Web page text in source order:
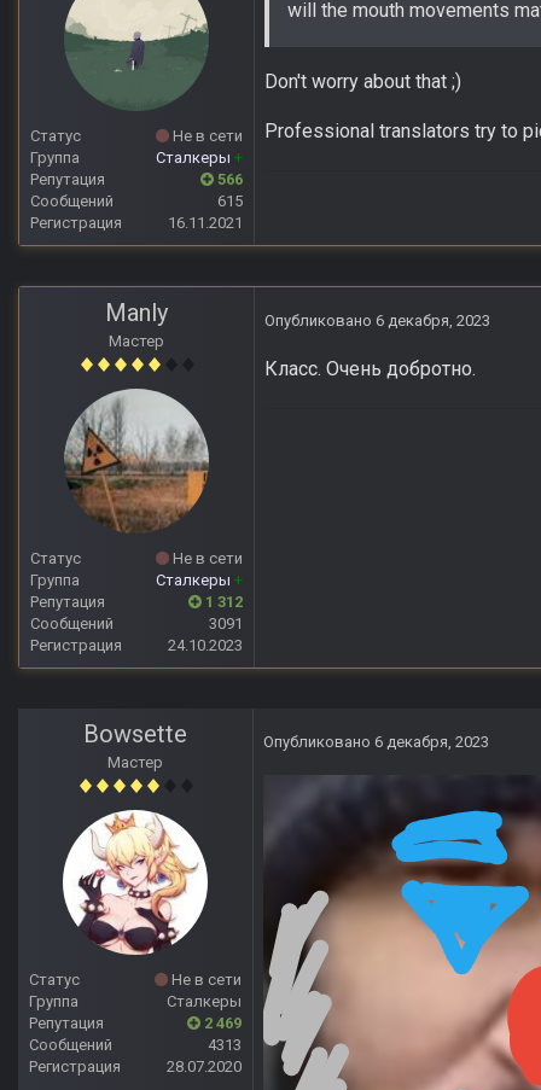
Статус
Не в сети
Группа
Сталкеры +
Репутация
566
Сообщений
615
Регистрация
16.11.2021
will the mouth movements
Don't worry about that ;)
Professional translators try to
Manly
Мастер
Статус
Не в сети
Группа
Сталкеры +
Репутация
1 312
Сообщений
3091
Регистрация
24.10.2023
Опубликовано 6 декабря, 2023
Класс. Очень добротно.
Bowsette
Мастер
Статус
Не в сети
Группа
Сталкеры
Репутация
2 469
Сообщений
4313
Регистрация
28.07.2020
Опубликовано 6 декабря, 2023